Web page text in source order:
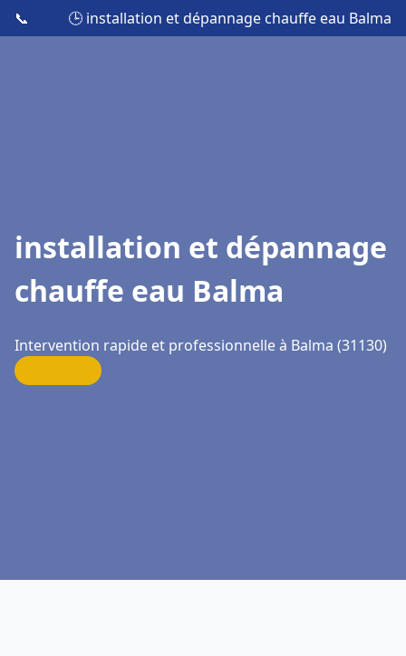
📞 🕒 installation et dépannage chauffe eau Balma
installation et dépannage
chauffe eau Balma
Intervention rapide et professionnelle à Balma (31130)